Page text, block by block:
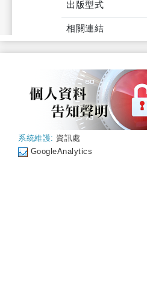
出版型式
相關連結
系統維護: 資訊處
GoogleAnalytics